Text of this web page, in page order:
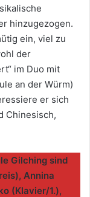
hinzugezogen.
ein, viel zu
der
im Duo mit
an der Würm)
er sich
Chinesisch,
Gilching sind
Annina
(Klavier/1.),